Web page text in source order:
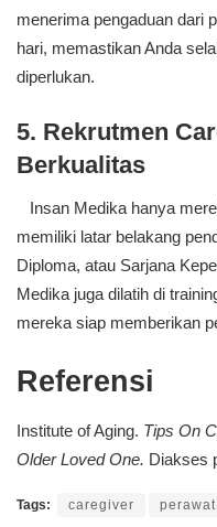
menerima pengaduan dari
hari, memastikan Anda
diperlukan.
5. Rekrutmen
Berkualitas
Insan Medika hanya
memiliki latar belakang
Diploma, atau Sarjana
Medika juga dilatih di
mereka siap memberikan
Referensi
Institute of Aging. Tips On
Older Loved One. Diakses
Tags: caregiver